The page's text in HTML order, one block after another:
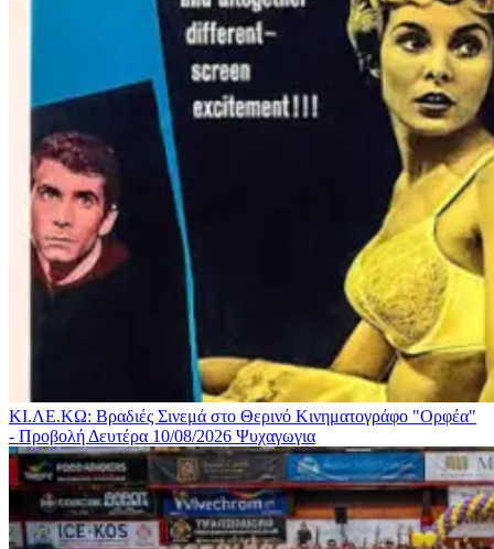
ΚΙ.ΛΕ.ΚΩ: Βραδιές Σινεμά στο Θερινό Κινηματογράφο "Ορφέα"
- Προβολή Δευτέρα 10/08/2026 Ψυχαγωγια